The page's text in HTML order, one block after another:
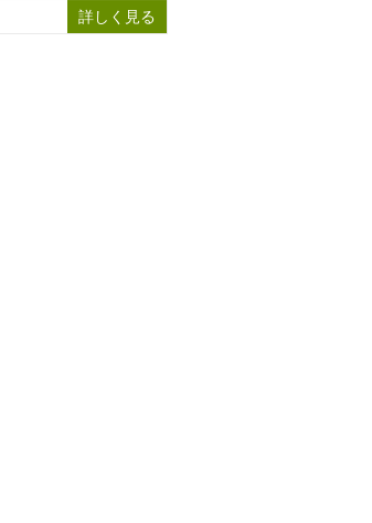
詳しく見る